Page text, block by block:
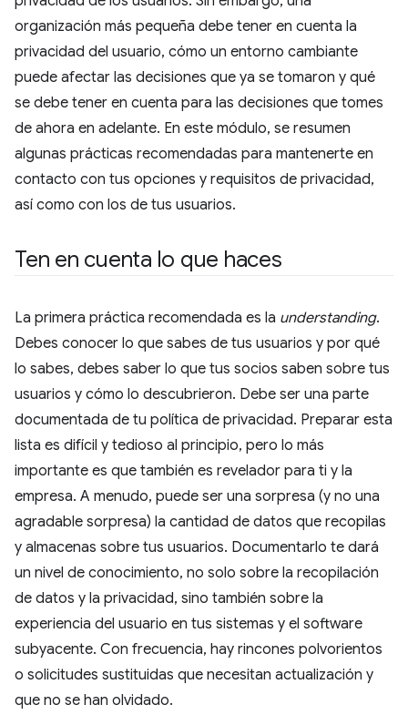
organización más pequeña debe tener en cuenta la
privacidad del usuario, cómo un entorno cambiante
puede afectar las decisiones que ya se tomaron y qué
se debe tener en cuenta para las decisiones que tomes
de ahora en adelante. En este módulo, se resumen
algunas prácticas recomendadas para mantenerte en
contacto con tus opciones y requisitos de privacidad,
así como con los de tus usuarios.
Ten en cuenta lo que haces
La primera práctica recomendada es la understanding.
Debes conocer lo que sabes de tus usuarios y por qué
lo sabes, debes saber lo que tus socios saben sobre tus
usuarios y cómo lo descubrieron. Debe ser una parte
documentada de tu política de privacidad. Preparar esta
lista es difícil y tedioso al principio, pero lo más
importante es que también es revelador para ti y la
empresa. A menudo, puede ser una sorpresa (y no una
agradable sorpresa) la cantidad de datos que recopilas
y almacenas sobre tus usuarios. Documentarlo te dará
un nivel de conocimiento, no solo sobre la recopilación
de datos y la privacidad, sino también sobre la
experiencia del usuario en tus sistemas y el software
subyacente. Con frecuencia, hay rincones polvorientos
o solicitudes sustituidas que necesitan actualización y
que no se han olvidado.